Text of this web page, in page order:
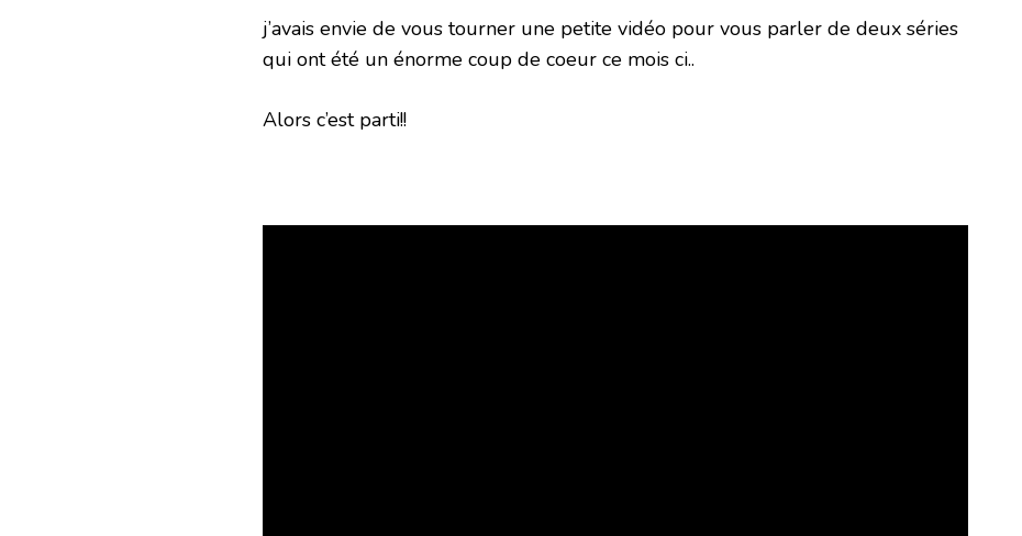
j’avais envie de vous tourner une petite vidéo pour vous parler de deux séries
qui ont été un énorme coup de coeur ce mois ci..
Alors c’est parti!!